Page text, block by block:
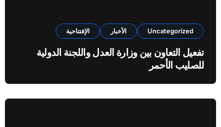
Uncategorized الأخبار الإفتتاحية
تفعيل التعاون بين وزارة العدل واللجنة الدولية
للصليب الأحمر